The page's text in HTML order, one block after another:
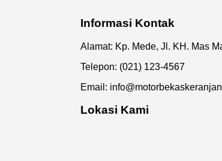
Informasi Kontak
Alamat: Kp. Mede, Jl. KH. Mas
Telepon: (021) 123-4567
Email:
Lokasi Kami